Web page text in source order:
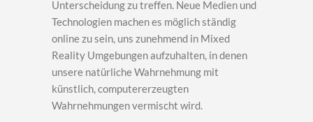
Unterscheidung zu treffen. Neue Medien und
Technologien machen es möglich ständig
online zu sein, uns zunehmend in Mixed
Reality Umgebungen aufzuhalten, in denen
unsere natürliche Wahrnehmung mit
künstlich, computererzeugten
Wahrnehmungen vermischt wird.